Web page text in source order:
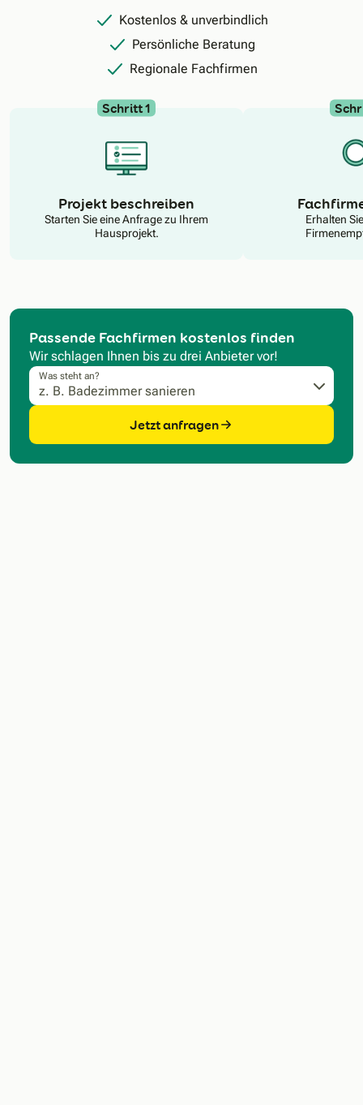
Kostenlos & unverbindlich
Persönliche Beratung
Regionale Fachfirmen
Schritt 1
Projekt beschreiben
Starten Sie eine Anfrage zu Ihrem
Hausprojekt.
Erhalten
Passende Fachfirmen kostenlos finden
Wir schlagen Ihnen bis zu drei Anbieter vor!
Was steht an?
Jetzt anfragen